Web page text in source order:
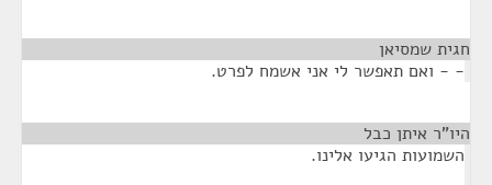
חגית שמסיאן
- - ואם תאפשר לי אני אשמח לפרט.
היו"ר איתן כבל
השמועות הגיעו אלינו.